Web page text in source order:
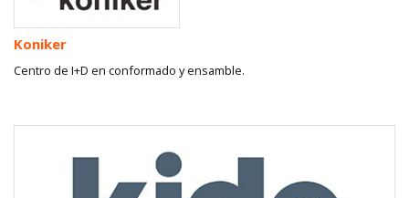
Koniker
Centro de I+D en conformado y ensamble.